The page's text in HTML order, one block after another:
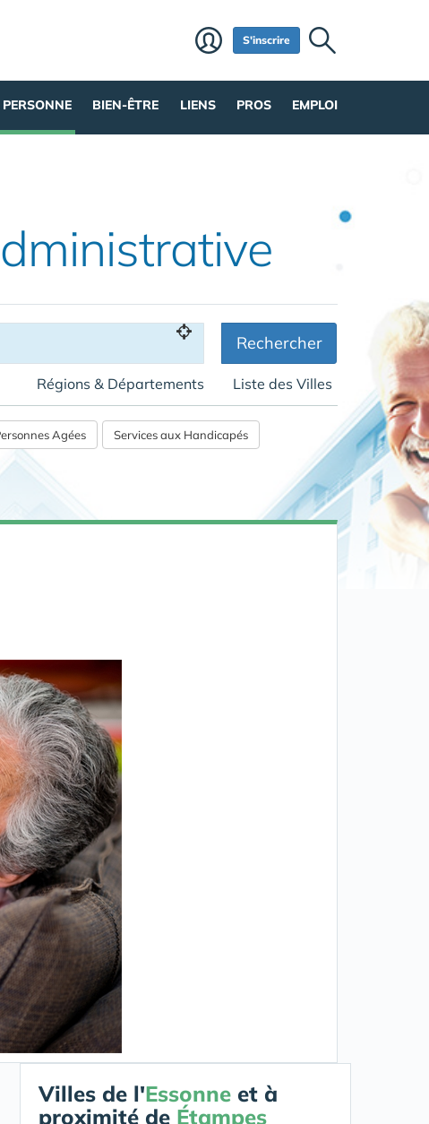
S'inscrire
BIEN-ÊTRE LIENS PROS EMPLOI
Rechercher
Régions & Départements Liste des Villes
Agées Services aux Handicapés
Villes de l'Essonne et à
proximité de Étampes